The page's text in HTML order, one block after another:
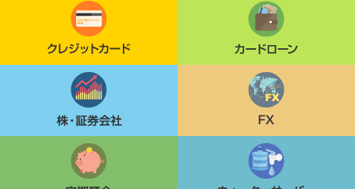
クレジットカード カードローン
株・証券会社 FX
定期貯金 ウォーターサーバー